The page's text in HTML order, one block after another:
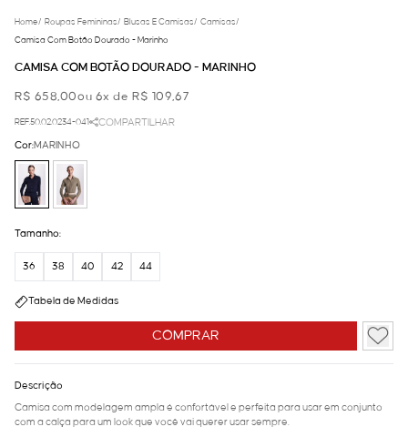
Home/ Roupas Femininas/ Blusas E Camisas/ Camisas/
Camisa Com Botão Dourado - Marinho
CAMISA COM BOTÃO DOURADO - MARINHO
R$ 658,00ou 6x de R$ 109,67
REF.50.02.0234-041 COMPARTILHAR
COMPRAR
Cor:MARINHO
Tamanho:
36 38 40 42 44
Tabela de Medidas
Descrição
Camisa com modelagem ampla é confortável e perfeita para usar em conjunto
com a calça para um look que você vai querer usar sempre.